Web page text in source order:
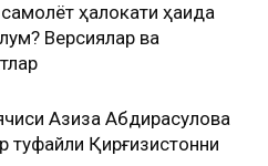
самолёт ҳалокати ҳақида
Версиялар ва
Азиза Абдирасулова
туфайли Қирғизистонни